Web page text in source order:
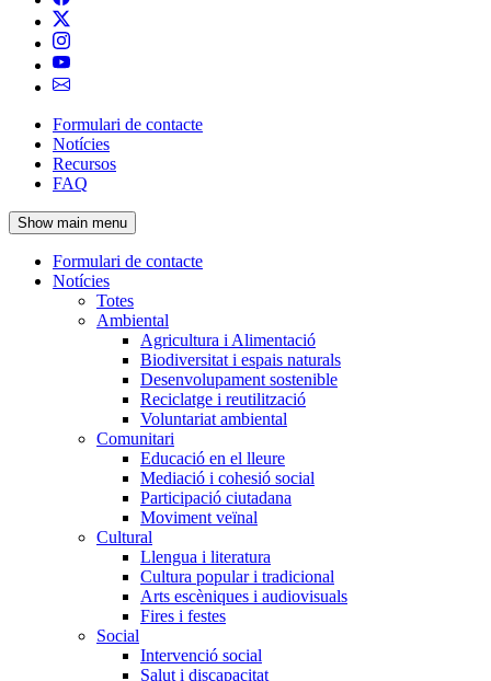
Navegació
principal
de
l'encapçalament
Formulari de contacte
Notícies
Recursos
FAQ
Show main menu
Navegació
principal
Formulari de contacte
Notícies
Totes
Ambiental
Agricultura i Alimentació
Biodiversitat i espais naturals
Desenvolupament sostenible
Reciclatge i reutilització
Voluntariat ambiental
Comunitari
Educació en el lleure
Mediació i cohesió social
Participació ciutadana
Moviment veïnal
Cultural
Llengua i literatura
Cultura popular i tradicional
Arts escèniques i audiovisuals
Fires i festes
Social
Intervenció social
Salut i discapacitat